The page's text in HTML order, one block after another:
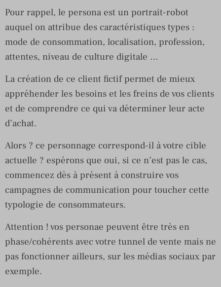
Pour rappel, le persona est un portrait-robot
auquel on attribue des caractéristiques types :
mode de consommation, localisation, profession,
attentes, niveau de culture digitale …
La création de ce client fictif permet de mieux
appréhender les besoins et les freins de vos clients
et de comprendre ce qui va déterminer leur acte
d’achat.
Alors ? ce personnage correspond-il à votre cible
actuelle ? espérons que oui, si ce n’est pas le cas,
commencez dès à présent à construire vos
campagnes de communication pour toucher cette
typologie de consommateurs.
Attention ! vos personae peuvent être très en
phase/cohérents avec votre tunnel de vente mais ne
pas fonctionner ailleurs, sur les médias sociaux par
exemple.